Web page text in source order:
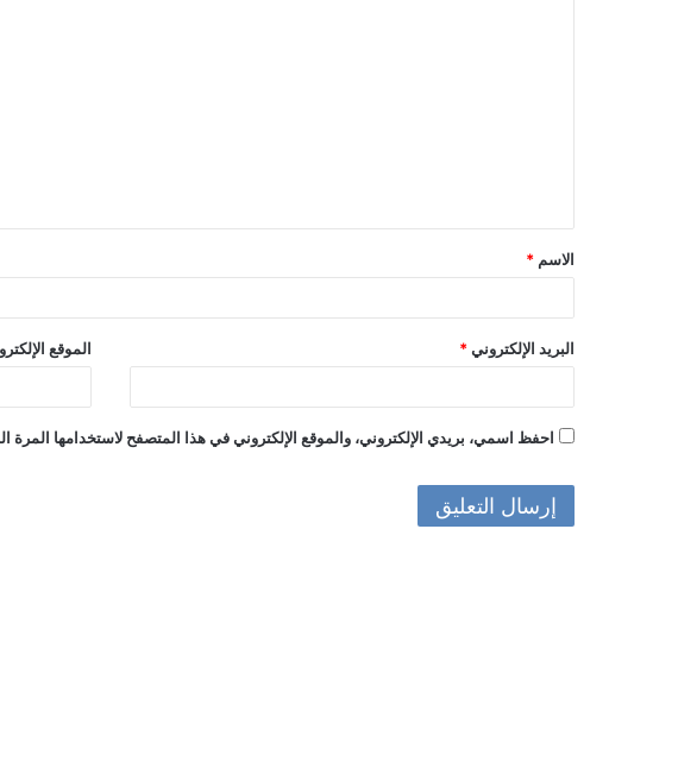
ق
*
الاسم *
البريد الإلكتروني * الموقع
احفظ اسمي، بريدي الإلكتروني، والموقع الإلكتروني في هذا المتصفح لاستخدامها المرة